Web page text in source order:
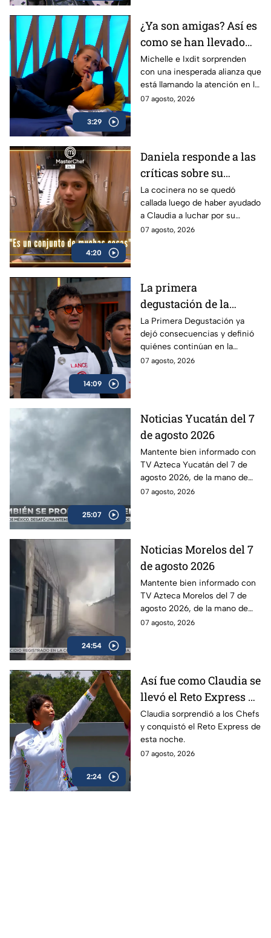
3:29
¿Ya son amigas? Así es
como se han llevado
Michelle e Ixdit dentro
de MasterChef 24/7
Michelle e Ixdit sorprenden
con una inesperada alianza que
está llamando la atención en la
cocina.
07 agosto, 2026
4:20
Daniela responde a las
críticas sobre su
desempeño en
MasterChef 24/7: "Es un
conjunto de muchas
cosas" (VIDEO)
La cocinera no se quedó
callada luego de haber ayudado
a Claudia a luchar por su
salvación en la gala de este
07 agosto, 2026
14:09
La primera
degustación de la
noche en MasterChef
24/7 le dio la Salvación
a Lancer
La Primera Degustación ya
dejó consecuencias y definió
quiénes continúan en la
competencia.
07 agosto, 2026
25:07
Noticias Yucatán del 7
de agosto 2026
Mantente bien informado con
TV Azteca Yucatán del 7 de
agosto 2026, de la mano de
Lily Camino.
07 agosto, 2026
24:54
Noticias Morelos del 7
de agosto 2026
Mantente bien informado con
TV Azteca Morelos del 7 de
agosto 2026, de la mano de
Alexis Balbuena.
07 agosto, 2026
2:24
Así fue como Claudia se
llevó el Reto Express de
este viernes de
MasterChef 24/7
Claudia sorprendió a los Chefs
y conquistó el Reto Express de
esta noche.
07 agosto, 2026